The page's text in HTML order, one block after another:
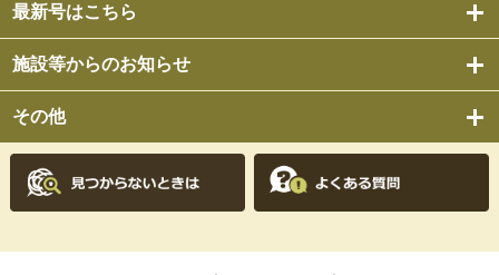
最新号はこちら
施設等からのお知らせ
その他